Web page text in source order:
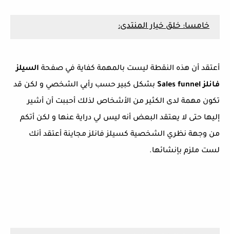
خامسا: خلق خيار المنتدى:
أعتقد أن هذه النقطة ليست بالمهمة كفاية في صفحة السيلز
فانلز Sales funnel
بشكل كبير حسب رأيي الشخصي و لكن قد
تكون مهمة لدى الكثير من الأشخاص لذلك أحببت أن أشير
إليها حتى لا يعتقد البعض أنه ليس لي دراية عنها و لكن أتكم
من وجهة نظري الشخصية كسيلز فانلز مجاينة أعتقد أنك
لست ملزم بإنشائها.